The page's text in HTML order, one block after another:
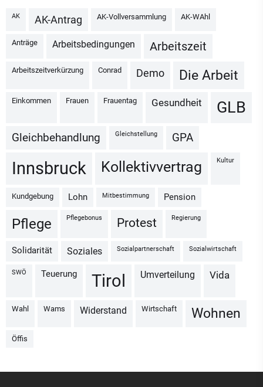
AK AK-Antrag AK-Vollversammlung AK-WAhl
Anträge Arbeitsbedingungen Arbeitszeit
Arbeitszeitverkürzung Conrad Demo Die Arbeit
Einkommen Frauen Frauentag Gesundheit GLB
Gleichbehandlung Gleichstellung GPA
Innsbruck Kollektivvertrag Kultur
Kundgebung Lohn Mitbestimmung Pension
Pflege Pflegebonus Protest Regierung
Solidarität Soziales Sozialpartnerschaft Sozialwirtschaft
SWÖ Teuerung Tirol Umverteilung vida
Wahl Wams Widerstand Wirtschaft Wohnen
Öffis